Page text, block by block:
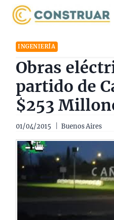
Saltar
INGENIERÍA
Obras
partido de
$253
01/04/2015 Buenos Aires